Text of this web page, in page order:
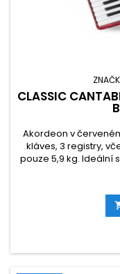
CLASSIC
Akordeon v
kláves, 3 registry,
pouze 5,9 kg. Ideální